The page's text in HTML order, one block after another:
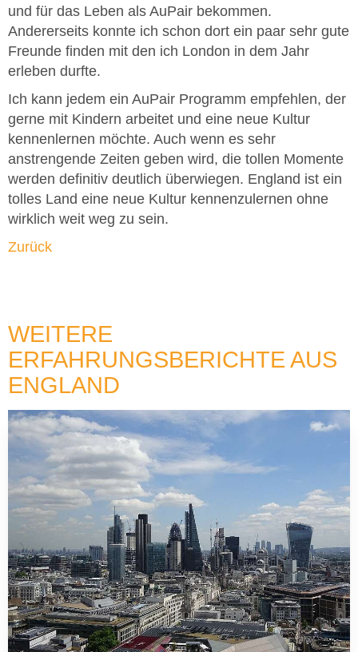
und für das Leben als AuPair bekommen.
Andererseits konnte ich schon dort ein paar sehr gute
Freunde finden mit den ich London in dem Jahr
erleben durfte.
Ich kann jedem ein AuPair Programm empfehlen, der
gerne mit Kindern arbeitet und eine neue Kultur
kennenlernen möchte. Auch wenn es sehr
anstrengende Zeiten geben wird, die tollen Momente
werden definitiv deutlich überwiegen. England ist ein
tolles Land eine neue Kultur kennenzulernen ohne
wirklich weit weg zu sein.
Zurück
WEITERE
ERFAHRUNGSBERICHTE AUS
ENGLAND